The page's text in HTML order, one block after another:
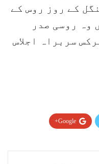
کے روز روس کے
وہ روسی صدر
پر 16 ویں برکس سربراہ اجلاس
Google+